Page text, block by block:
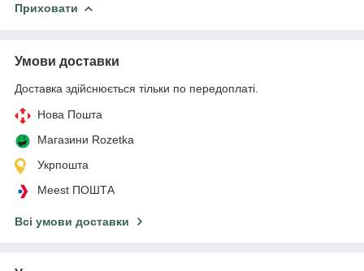
Приховати
Умови доставки
Доставка здійснюється тільки по передоплаті.
Нова Пошта
Магазини Rozetka
Укрпошта
Meest ПОШТА
Всі умови доставки